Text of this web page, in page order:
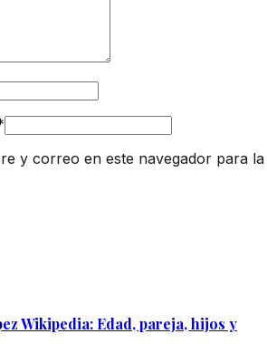
y correo en este navegador para la
Wikipedia: Edad, pareja, hijos y